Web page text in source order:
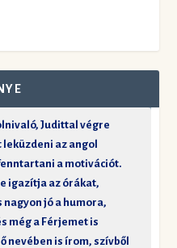
Judittal végre
az angol
a motivációt.
igazítja az órákat,
jó a humora,
még a Férjemet is
nevében is írom, szívből